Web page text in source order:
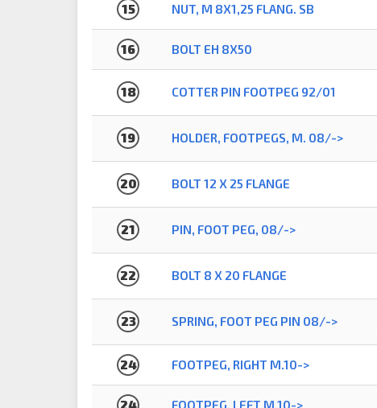
15 NUT, M 8X1,25 FLANG. SB
16 BOLT EH 8X50
18 COTTER PIN FOOTPEG 92/01
19 HOLDER, FOOTPEGS, M. 08/->
20 BOLT 12 X 25 FLANGE
21 PIN, FOOT PEG, 08/->
22 BOLT 8 X 20 FLANGE
23 SPRING, FOOT PEG PIN 08/->
24 FOOTPEG, RIGHT M.10->
24 FOOTPEG, LEFT M.10->